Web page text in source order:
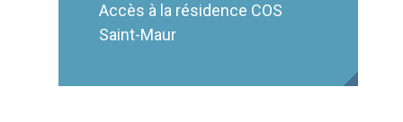
Accès à la résidence COS
Saint-Maur